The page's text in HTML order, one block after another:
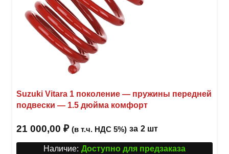
Suzuki Vitara 1 поколение — пружины передней
подвески — 1.5 дюйма комфорт
21 000,00 ₽ (в т.ч. НДС 5%) за 2 шт
Наличие: Доступно для предзаказа